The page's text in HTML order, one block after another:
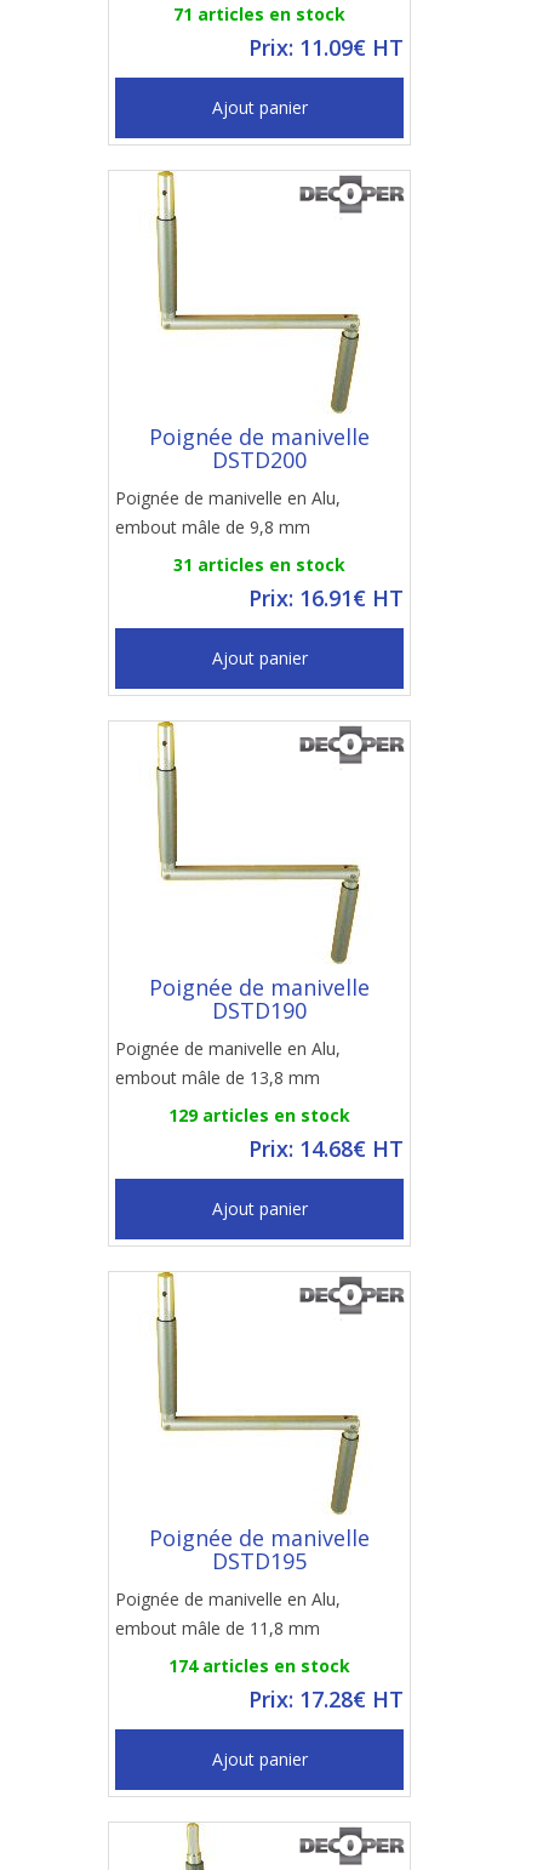
71 articles en stock
Prix: 11.09€ HT
Ajout panier
Poignée de manivelle
DSTD200
Poignée de manivelle en Alu,
embout mâle de 9,8 mm
31 articles en stock
Prix: 16.91€ HT
Ajout panier
Poignée de manivelle
DSTD190
Poignée de manivelle en Alu,
embout mâle de 13,8 mm
129 articles en stock
Prix: 14.68€ HT
Ajout panier
Poignée de manivelle
DSTD195
Poignée de manivelle en Alu,
embout mâle de 11,8 mm
174 articles en stock
Prix: 17.28€ HT
Ajout panier